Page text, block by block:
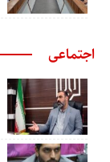
اجتماعی